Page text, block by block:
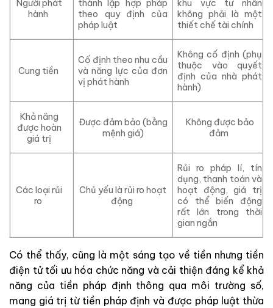
Người phát
hành
thành lập hợp pháp
theo quy định của
pháp luật
khu vực tư nhân
không phải là một
thiết chế tài chính
Cung tiền
Cố định theo nhu cầu
và năng lực của đơn
vị phát hành
Không cố định (phụ
thuộc vào quyết
định của nhà phát
hành)
Khả năng
được hoàn
giá trị
Được đảm bảo (bằng
mệnh giá)
Không được bảo
đảm
Các loại rủi
ro
Chủ yếu là rủi ro hoạt
động
Rủi ro pháp lí, tín
dụng, thanh toán và
hoạt động, giá trị
có thể biến động
rất lớn trong thời
gian ngắn
Có thể thấy, cũng là một sáng tạo về tiền nhưng tiền
điện tử tối ưu hóa chức năng và cải thiện đáng kể khả
năng của tiền pháp định thông qua môi trường số,
mang giá trị từ tiền pháp định và được pháp luật thừa